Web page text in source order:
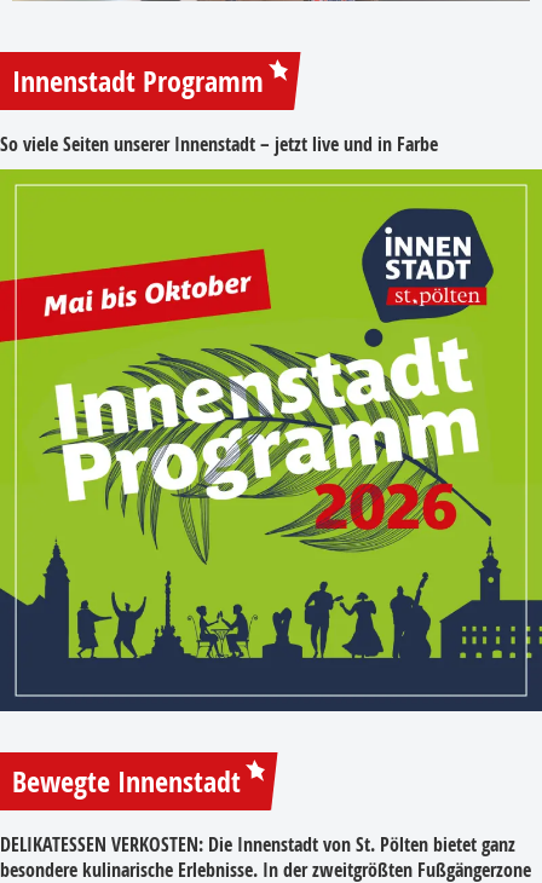
Innenstadt Programm
So viele Seiten unserer Innenstadt – jetzt live und in Farbe
Bewegte Innenstadt
DELIKATESSEN VERKOSTEN: Die Innenstadt von St. Pölten bietet ganz
besondere kulinarische Erlebnisse. In der zweitgrößten Fußgängerzone